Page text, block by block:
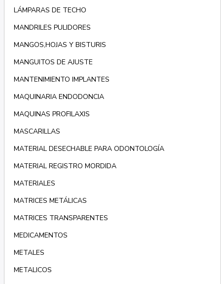
LÁMPARAS DE TECHO
MANDRILES PULIDORES
MANGOS,HOJAS Y BISTURIS
MANGUITOS DE AJUSTE
MANTENIMIENTO IMPLANTES
MAQUINARIA ENDODONCIA
MAQUINAS PROFILAXIS
MASCARILLAS
MATERIAL DESECHABLE PARA ODONTOLOGÍA
MATERIAL REGISTRO MORDIDA
MATERIALES
MATRICES METÁLICAS
MATRICES TRANSPARENTES
MEDICAMENTOS
METALES
METALICOS